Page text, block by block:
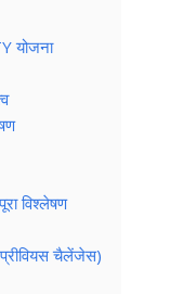
योजना
विश्लेषण
चैलेंजेस)